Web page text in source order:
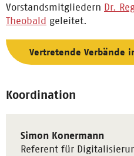
Vorstandsmitgliedern Dr.
Theobald geleitet.
Vertretende Verbände
Koordination
Simon Konermann
Referent für